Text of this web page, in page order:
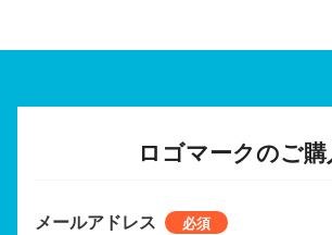
ロゴマークのご購
メールアドレス